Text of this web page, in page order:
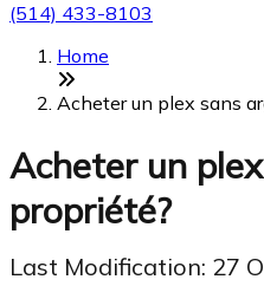
(514) 433-8103
Home
Acheter un plex sans
Acheter un
propriété?
Last Modification: 27